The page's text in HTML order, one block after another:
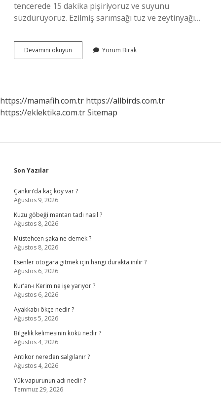
tencerede 15 dakika pişiriyoruz ve suyunu
süzdürüyoruz. Ezilmiş sarımsağı tuz ve zeytinyağı…
Devamını okuyun
Yoğurtlaması
Yorum Bırak
https://mamafih.com.tr https://allbirds.com.tr
https://eklektika.com.trSitemap
Sidebar
Son Yazılar
Çankırı’da kaç köy var ?
Ağustos 9, 2026
Kuzu göbeği mantarı tadı nasıl ?
Ağustos 8, 2026
Müstehcen şaka ne demek ?
Ağustos 8, 2026
Esenler otogara gitmek için hangi durakta inilir ?
Ağustos 6, 2026
Kur’an-ı Kerim ne işe yarıyor ?
Ağustos 6, 2026
Ayakkabı ökçe nedir ?
Ağustos 5, 2026
Bilgelik kelimesinin kökü nedir ?
Ağustos 4, 2026
Antikor nereden salgılanır ?
Ağustos 4, 2026
Yük vapurunun adı nedir ?
Temmuz 29, 2026